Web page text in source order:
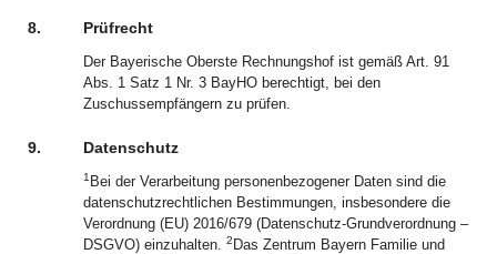
8. Prüfrecht
Der Bayerische Oberste Rechnungshof ist gemäß Art. 91
Abs. 1 Satz 1 Nr. 3 BayHO berechtigt, bei den
Zuschussempfängern zu prüfen.
9. Datenschutz
1 Bei der Verarbeitung personenbezogener Daten sind die
datenschutzrechtlichen Bestimmungen, insbesondere die
Verordnung (EU) 2016/679 (Datenschutz-Grundverordnung –
DSGVO) einzuhalten. 2 Das Zentrum Bayern Familie und